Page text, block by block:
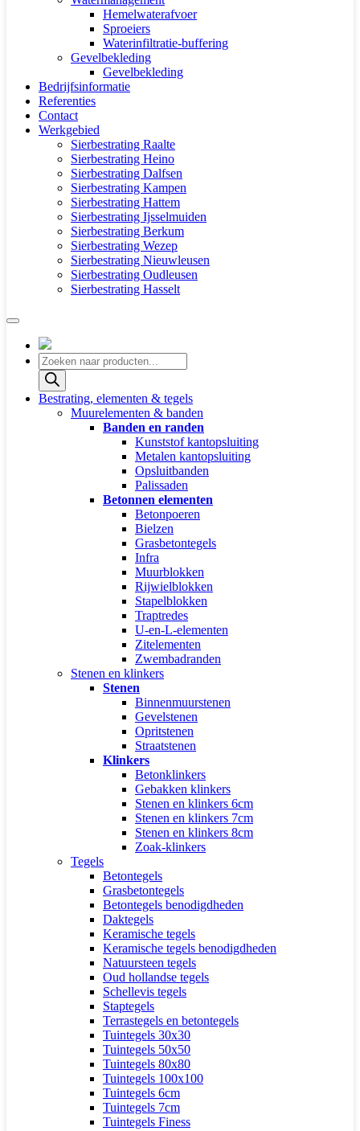
Hemelwaterafvoer
Sproeiers
Waterinfiltratie-buffering
Gevelbekleding
Gevelbekleding
Bedrijfsinformatie
Referenties
Contact
Werkgebied
Sierbestrating Raalte
Sierbestrating Heino
Sierbestrating Dalfsen
Sierbestrating Kampen
Sierbestrating Hattem
Sierbestrating Ijsselmuiden
Sierbestrating Berkum
Sierbestrating Wezep
Sierbestrating Nieuwleusen
Sierbestrating Oudleusen
Sierbestrating Hasselt
Producten
zoeken
Bestrating, elementen & tegels
Muurelementen & banden
Banden en randen
Kunststof kantopsluiting
Metalen kantopsluiting
Opsluitbanden
Palissaden
Betonnen elementen
Betonpoeren
Bielzen
Grasbetontegels
Infra
Muurblokken
Rijwielblokken
Stapelblokken
Traptredes
U-en-L-elementen
Zitelementen
Zwembadranden
Stenen en klinkers
Stenen
Binnenmuurstenen
Gevelstenen
Opritstenen
Straatstenen
Klinkers
Betonklinkers
Gebakken klinkers
Stenen en klinkers 6cm
Stenen en klinkers 7cm
Stenen en klinkers 8cm
Zoak-klinkers
Tegels
Betontegels
Grasbetontegels
Betontegels benodigdheden
Daktegels
Keramische tegels
Keramische tegels benodigdheden
Natuursteen tegels
Oud hollandse tegels
Schellevis tegels
Staptegels
Terrastegels en betontegels
Tuintegels 30x30
Tuintegels 50x50
Tuintegels 80x80
Tuintegels 100x100
Tuintegels 6cm
Tuintegels 7cm
Tuintegels Finess